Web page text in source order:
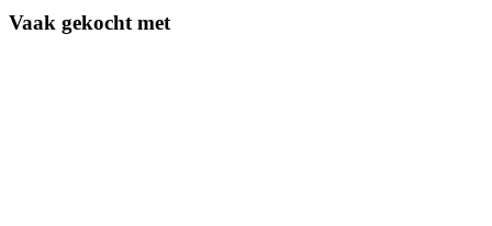
Vaak gekocht met